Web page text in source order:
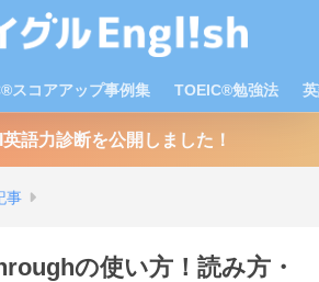
スコアアップ事例集 TOEIC®勉強法
英語力診断を公開しました！
事
の使い方！読み方・